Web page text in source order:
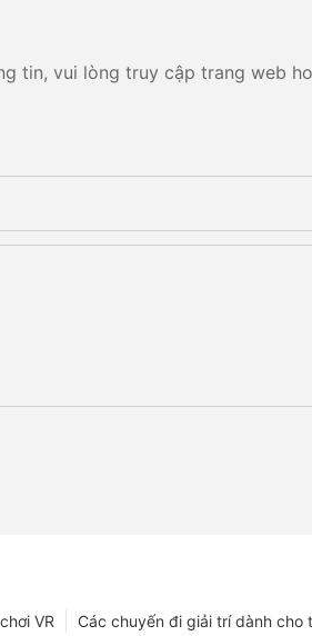
tin, vui lòng truy cập trang web
Các chuyến đi giải trí dành cho
VR